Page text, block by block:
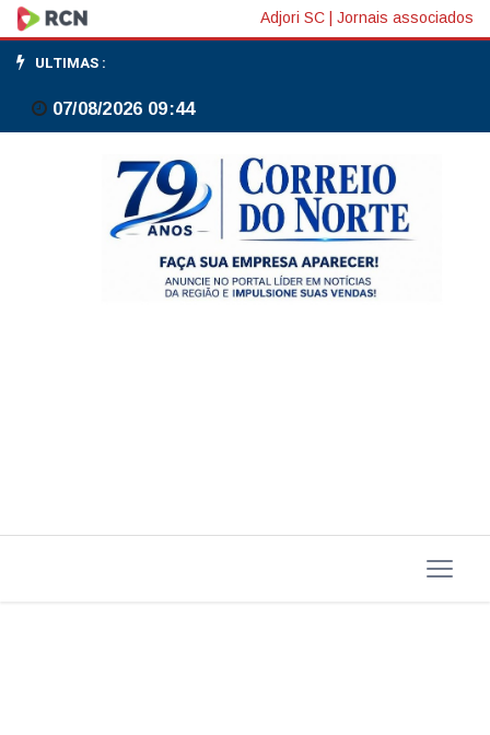
Mafra
apresenta
plano
contingência
enchentes
Adjori SC Jornais associados
ULTIMAS :
07/08/2026 09:44